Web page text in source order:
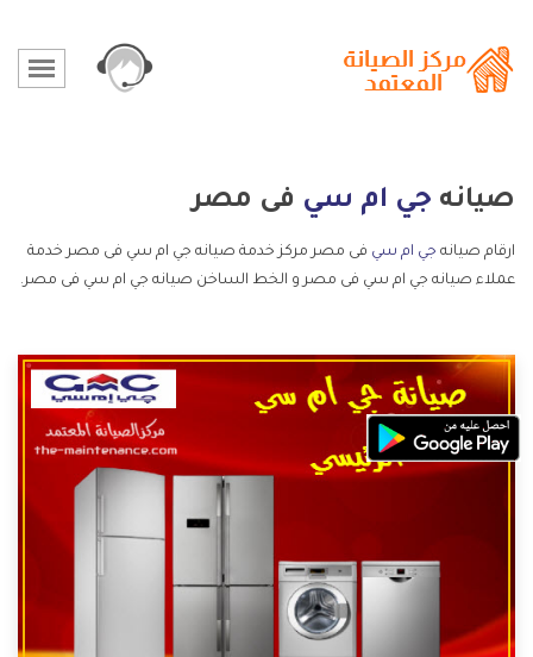
صيانه جي ام سي فى مصر
ارقام صيانه جي ام سي فى مصر مركز خدمة صيانه جي ام سي فى مصر خدمة
عملاء صيانه جي ام سي فى مصر و الخط الساخن صيانه جي ام سي فى مصر.